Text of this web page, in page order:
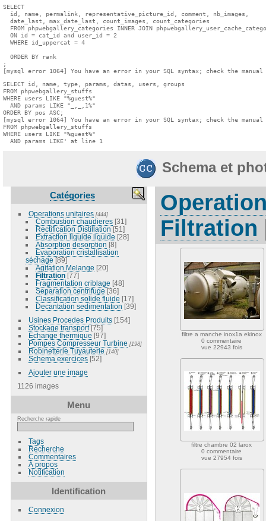
SELECT
  id, name, permalink, representative_picture_id, comment, nb_images,
  date_last, max_date_last, count_images, count_categories
FROM phpwebgallery_categories INNER JOIN
  ON id = cat_id and user_id = 2
  WHERE id_uppercat = 4
  ORDER BY rank
;
[mysql error 1064] You have an error in your SQL syntax; check the
SELECT id, name, type, params, datas, users, groups
FROM phpwebgallery_stuffs
WHERE users LIKE "%guest%"
  AND params LIKE "_,_,1%"
ORDER BY pos ASC;
[mysql error 1064] You have an error in your SQL syntax; check the
FROM phpwebgallery_stuffs
WHERE users LIKE "%guest%"
  AND params LIKE' at line 1
Schema et
Catégories
Operations unitaires [444]
Combustion chaudieres [31]
Rectification Distillation [51]
Extraction liquide liquide [28]
Absorption desorption [8]
Evaporation cristallisation
séchage [89]
Agitation Melange [20]
Filtration [77]
Fragmentation criblage [48]
Separation centrifuge [36]
Classification solide fluide [17]
Decantation sedimentation [39]
Usines Procedes Produits [154]
Stockage transport [75]
Echange thermique [97]
Pompes Compresseur Turbine [198]
Robinetterie Tuyauterie [140]
Schema exercices [52]
Ajouter une image
1126 images
Menu
Recherche rapide
Tags
Recherche
Commentaires
À propos
Notification
Identification
Connexion
Filtration
filtre a manche inox1a ekinox
0 commentaire
vue 22943 fois
filtre chambre 02 larox
0 commentaire
vue 27954 fois